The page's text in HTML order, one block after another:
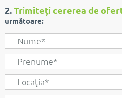
2.Trimiteți cererea de
următoare: